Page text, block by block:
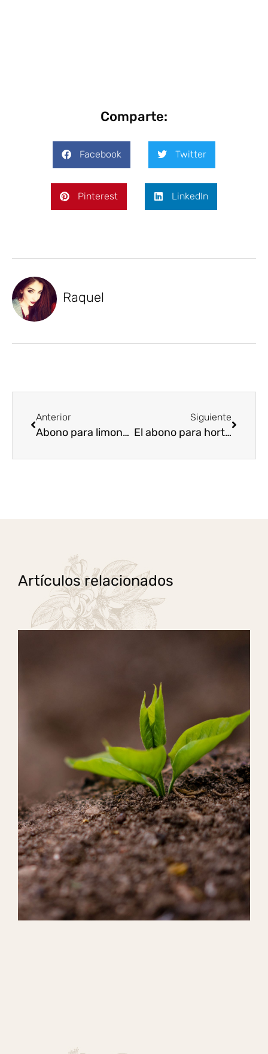
Comparte:
Facebook Twitter
Pinterest LinkedIn
Raquel
Anterior
Abono para limonero: Técnicas de abonado probadas para mantener los limoneros radiantes
Siguiente
El abono para hortensias ideal para su crecimiento
Artículos relacionados